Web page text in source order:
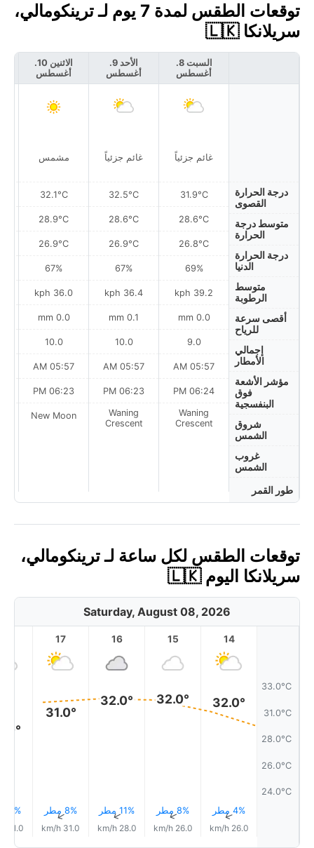
توقعات الطقس لمدة 7 يوم لـ ترينكومالي،
سريلانكا 🇱🇰
درجة الحرارة
القصوى
متوسط درجة
الحرارة
درجة الحرارة
الدنيا
متوسط
الرطوبة
أقصى سرعة
للرياح
إجمالي
الأمطار
مؤشر الأشعة
فوق
البنفسجية
شروق
الشمس
غروب
الشمس
طور القمر
السبت 8.
أغسطس
غائم جزئياً
31.9°C
28.6°C
26.8°C
69%
39.2 kph
0.0 mm
9.0
05:57 AM
06:24 PM
Waning
Crescent
الأحد 9.
أغسطس
غائم جزئياً
32.5°C
28.6°C
26.9°C
67%
36.4 kph
0.1 mm
10.0
05:57 AM
06:23 PM
Waning
Crescent
الاثنين 10.
أغسطس
مشمس
32.1°C
28.9°C
26.9°C
67%
36.0 kph
0.0 mm
10.0
05:57 AM
06:23 PM
New Moon
توقعات الطقس لكل ساعة لـ ترينكومالي،
سريلانكا اليوم 🇱🇰
Saturday, August 08, 2026
33.0°C
31.0°C
28.0°C
26.0°C
24.0°C
14
32.0°
4% مطر↑
26.0 km/h
15
32.0°
8% مطر↑
26.0 km/h
16
32.0°
11% مطر↑
28.0 km/h
17
31.0°
8% مطر↑
31.0 km/h
8% مطر
31.0 km/h